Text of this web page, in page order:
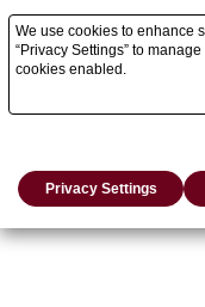
We use cookies to enhance
“Privacy Settings” to
cookies enabled.
Privacy Settings